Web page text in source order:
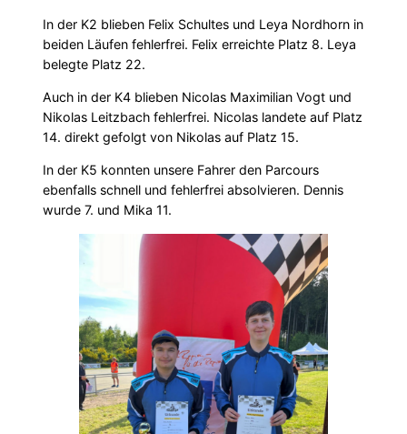
In der K2 blieben Felix Schultes und Leya Nordhorn in
beiden Läufen fehlerfrei. Felix erreichte Platz 8. Leya
belegte Platz 22.
Auch in der K4 blieben Nicolas Maximilian Vogt und
Nikolas Leitzbach fehlerfrei. Nicolas landete auf Platz
14. direkt gefolgt von Nikolas auf Platz 15.
In der K5 konnten unsere Fahrer den Parcours
ebenfalls schnell und fehlerfrei absolvieren. Dennis
wurde 7. und Mika 11.